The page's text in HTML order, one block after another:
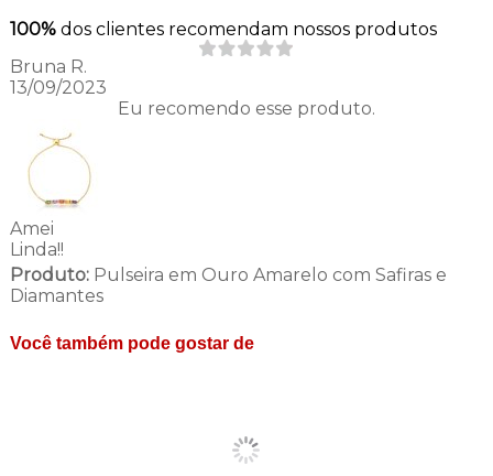
100% dos clientes recomendam nossos produtos
Bruna R.
13/09/2023
Eu recomendo esse produto.
Amei
Linda!!
Produto:Pulseira em Ouro Amarelo com Safiras e
Diamantes
Você também pode gostar de